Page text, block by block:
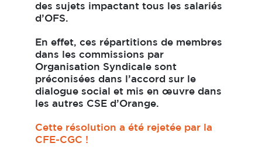
des sujets impactant tous les salariés
d’OFS.
En effet, ces répartitions de membres
dans les commissions par
Organisation Syndicale sont
préconisées dans l’accord sur le
dialogue social et mis en œuvre dans
les autres CSE d’Orange.
Cette résolution a été rejetée par la
CFE-CGC !